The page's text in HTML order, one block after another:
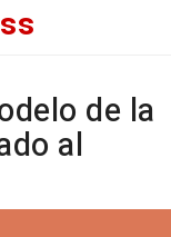
de la
al